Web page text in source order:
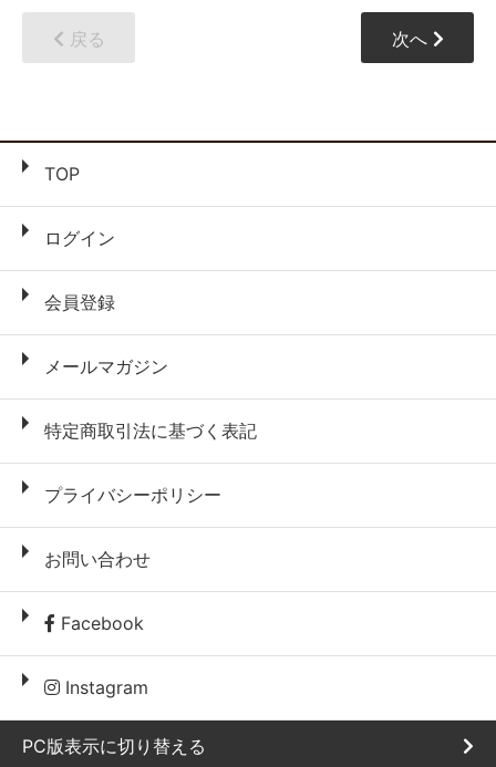
戻る 次へ
TOP
ログイン
会員登録
メールマガジン
特定商取引法に基づく表記
プライバシーポリシー
お問い合わせ
Facebook
Instagram
PC版表示に切り替える